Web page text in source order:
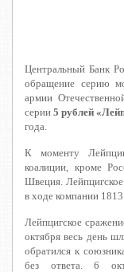
Центральный Банк
обращение серию
армии
серии5 рублей
года.
К моменту
коалиции, кроме
Швеция.
в ходе компании 1813
Лейпцигское
октября весь день
обратился к
без ответа. 6